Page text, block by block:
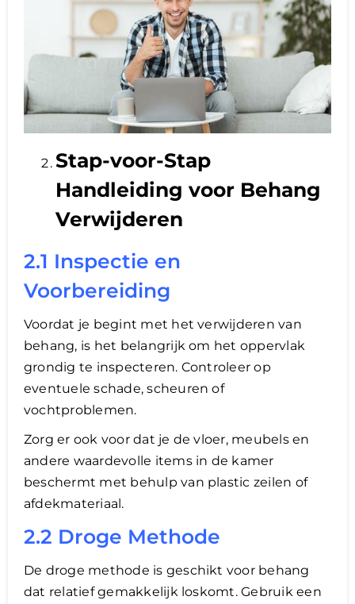
Stap-voor-Stap
Handleiding voor Behang
Verwijderen
2.1 Inspectie en
Voorbereiding
Voordat je begint met het verwijderen van
behang, is het belangrijk om het oppervlak
grondig te inspecteren. Controleer op
eventuele schade, scheuren of
vochtproblemen.
Zorg er ook voor dat je de vloer, meubels en
andere waardevolle items in de kamer
beschermt met behulp van plastic zeilen of
afdekmateriaal.
2.2 Droge Methode
De droge methode is geschikt voor behang
dat relatief gemakkelijk loskomt. Gebruik een